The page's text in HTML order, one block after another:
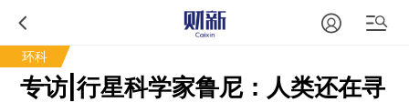
环科
专访|行星科学家鲁尼：人类还在寻